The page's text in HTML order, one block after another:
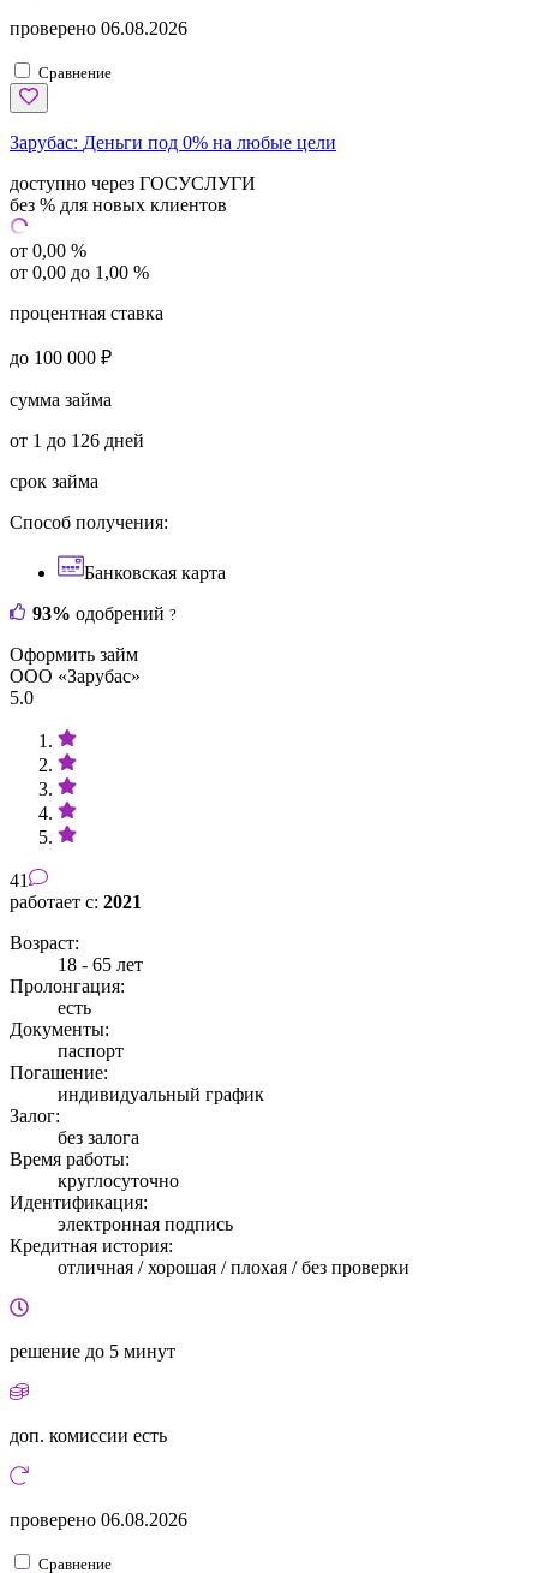
проверено 06.08.2026
Сравнение
Зарубас: Деньги под 0% на любые цели
доступно через ГОСУСЛУГИ
без % для новых клиентов
от 0,00 %
от 0,00 до 1,00 %
процентная ставка
до 100 000 ₽
сумма займа
от 1 до 126 дней
срок займа
Способ получения:
Банковская карта
93% одобрений ?
Оформить займ
ООО «Зарубас»
5.0
41
работает с: 2021
Возраст:
18 - 65 лет
Пролонгация:
есть
Документы:
паспорт
Погашение:
индивидуальный график
Залог:
без залога
Время работы:
круглосуточно
Идентификация:
электронная подпись
Кредитная история:
отличная / хорошая / плохая / без проверки
решение до 5 минут
доп. комиссии есть
проверено 06.08.2026
Сравнение